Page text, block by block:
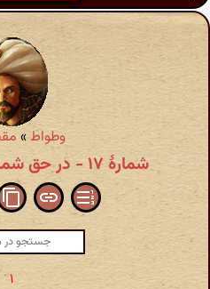
وطواط»
شمارهٔ ۱۷ - در حق شمس الدین ابو الفتح